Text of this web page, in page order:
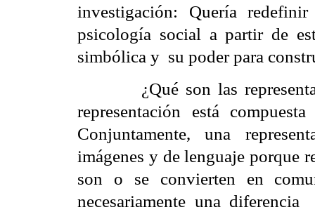
investigación: Quería
psicología social a partir de
simbólica y su poder para
¿Qué son las
representación está
Conjuntamente, una
imágenes y de lenguaje porque
son o se convierten en
necesariamente una diferencia